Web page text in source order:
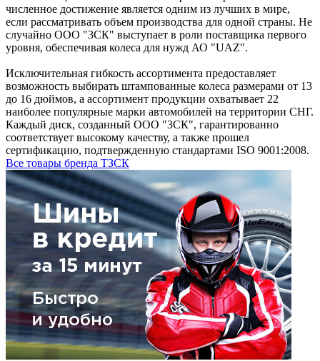
численное достижение является одним из лучших в мире,
если рассматривать объем производства для одной страны. Не
случайно ООО "3СК" выступает в роли поставщика первого
уровня, обеспечивая колеса для нужд АО "UAZ".
Исключительная гибкость ассортимента предоставляет
возможность выбирать штампованные колеса размерами от 13
до 16 дюймов, а ассортимент продукции охватывает 22
наиболее популярные марки автомобилей на территории СНГ.
Каждый диск, созданный ООО "3СК", гарантированно
соответствует высокому качеству, а также прошел
сертификацию, подтвержденную стандартами ISO 9001:2008.
Все товары бренда ТЗСК